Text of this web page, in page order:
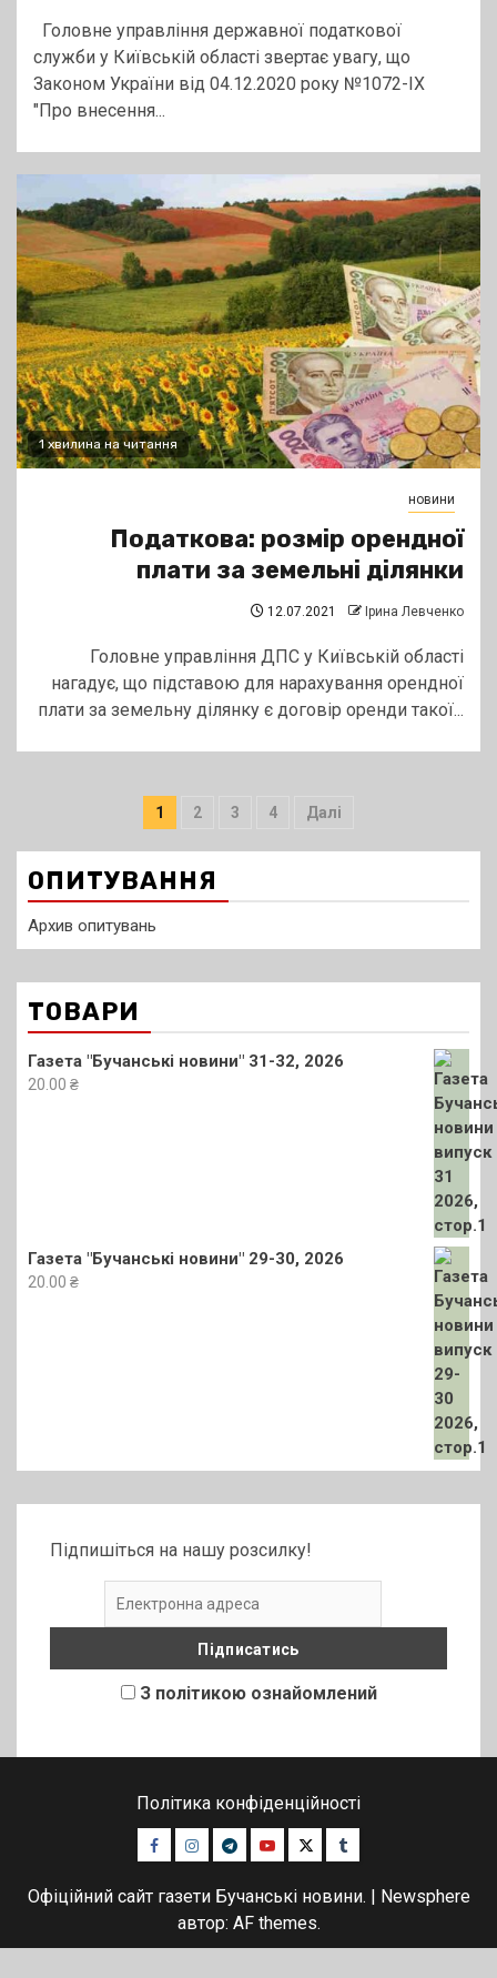
Головне управління державної податкової
служби у Київській області звертає увагу, що
Законом України від 04.12.2020 року №1072-IX
"Про внесення...
1 хвилина на читання
новини
Податкова: розмір орендної
плати за земельні ділянки
12.07.2021 Ірина Левченко
Головне управління ДПС у Київській області
нагадує, що підставою для нарахування орендної
плати за земельну ділянку є договір оренди такої...
Пагінація
записів
1 2 3 4 Далі
ОПИТУВАННЯ
Архив опитувань
ТОВАРИ
Газета "Бучанські новини" 31-32, 2026
20.00 ₴
Газета "Бучанські новини" 29-30, 2026
20.00 ₴
Підпишіться на нашу розсилку!
З політикою ознайомлений
Політика конфіденційності
Facebook
Instagram
TelegramYoutubeTwitterTumblr
Офіційний сайт газети Бучанські новини.
Newsphere
автор: AF themes.